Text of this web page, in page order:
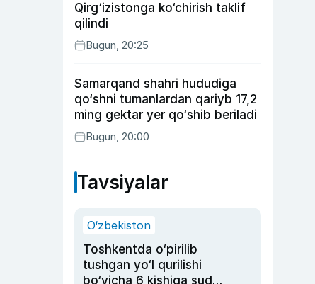
Qirg‘izistonga ko‘chirish taklif
qilindi
Bugun, 20:25
Samarqand shahri hududiga
qo‘shni tumanlardan qariyb 17,2
ming gektar yer qo‘shib beriladi
Bugun, 20:00
Tavsiyalar
O‘zbekiston
Toshkentda o‘pirilib
tushgan yo‘l qurilishi
bo‘yicha 6 kishiga sud